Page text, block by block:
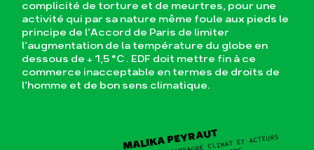
complicité de torture et de meurtres, pour une
activité qui par sa nature même foule aux pieds le
principe de l’Accord de Paris de limiter
l’augmentation de la température du globe en
dessous de + 1,5 °C . EDF doit mettre fin à ce
commerce inacceptable en termes de droits de
l’homme et de bon sens climatique.
MALIKA PEYRAUT